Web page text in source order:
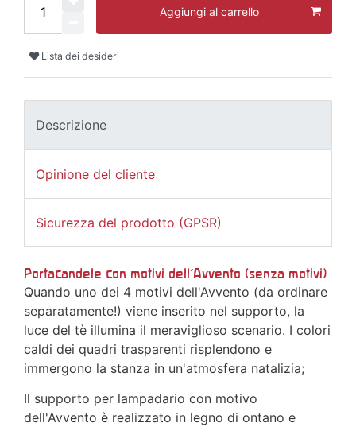
Aggiungi al carrello
Lista dei desideri
Descrizione
Opinione del cliente
Sicurezza del prodotto (GPSR)
Portacandele con motivi dell'Avvento (senza motivi)
Quando uno dei 4 motivi dell'Avvento (da ordinare
separatamente!) viene inserito nel supporto, la
luce del tè illumina il meraviglioso scenario. I colori
caldi dei quadri trasparenti risplendono e
immergono la stanza in un'atmosfera natalizia;
Il supporto per lampadario con motivo
dell'Avvento è realizzato in legno di ontano e